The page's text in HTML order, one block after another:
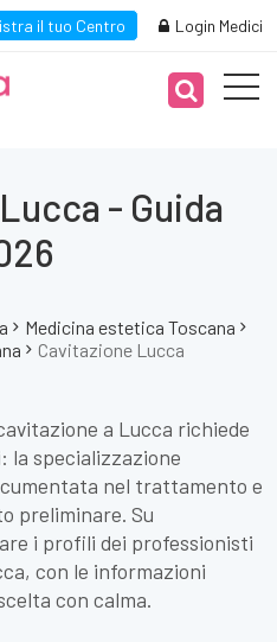
il tuo Centro Login Medici
- Guida
Medicina estetica Toscana
Cavitazione Lucca
a Lucca richiede
specializzazione
nel trattamento e
preliminare. Su
i profili dei professionisti
con le informazioni
con calma.